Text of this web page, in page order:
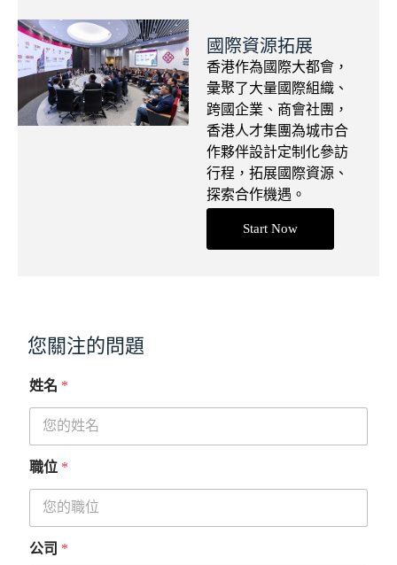
國際資源拓展
香港作為國際大都會，
彙聚了大量國際組織、
跨國企業、商會社團，
香港人才集團為城市合
作夥伴設計定制化參訪
行程，拓展國際資源、
探索合作機遇。
Start Now
您關注的問題
姓名 *
職位 *
公司 *